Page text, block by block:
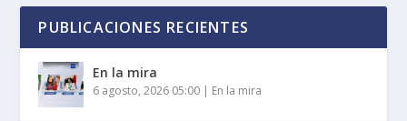
PUBLICACIONES RECIENTES
En la mira
6 agosto, 2026 05:00 | En la mira